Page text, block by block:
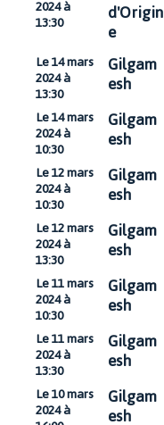
2024 à
13:30 d'Origin
e
Le 14 mars
2024 à
13:30
Gilgam
esh
Le 14 mars
2024 à
10:30
Gilgam
esh
Le 12 mars
2024 à
10:30
Gilgam
esh
Le 12 mars
2024 à
13:30
Gilgam
esh
Le 11 mars
2024 à
10:30
Gilgam
esh
Le 11 mars
2024 à
13:30
Gilgam
esh
Le 10 mars
2024 à Gilgam
esh